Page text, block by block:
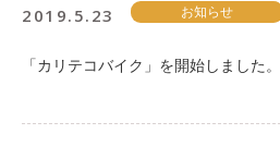
2019.5.23 お知らせ
「カリテコバイク」を開始しました。